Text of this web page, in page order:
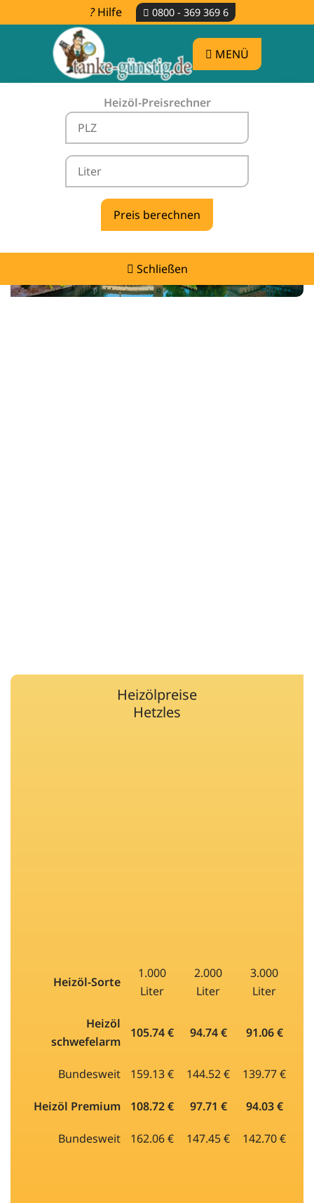
Hilfe 0800 - 369 369 6
MENÜ
Heizöl-Preisrechner
Schließen
Heizölpreise Hetzles -
vergleichen & günstig tanken
Heizölpreise
Hetzles
Heizöl-Sorte
1.000
Liter
2.000
Liter
3.000
Liter
Heizöl
schwefelarm
105.74 € 94.74 € 91.06 €
Bundesweit 159.13 € 144.52 € 139.77 €
Heizöl Premium 108.72 € 97.71 € 94.03 €
Bundesweit 162.06 € 147.45 € 142.70 €